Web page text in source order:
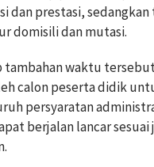
dan prestasi, sedangkan
domisili dan mutasi.
tambahan waktu
calon peserta didik
persyaratan
berjalan lancar sesuai